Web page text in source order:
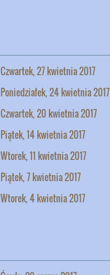
Czwartek, 27 kwietnia 2017
Poniedziałek, 24 kwietnia 2017
Czwartek, 20 kwietnia 2017
Piątek, 14 kwietnia 2017
Wtorek, 11 kwietnia 2017
Piątek, 7 kwietnia 2017
Wtorek, 4 kwietnia 2017